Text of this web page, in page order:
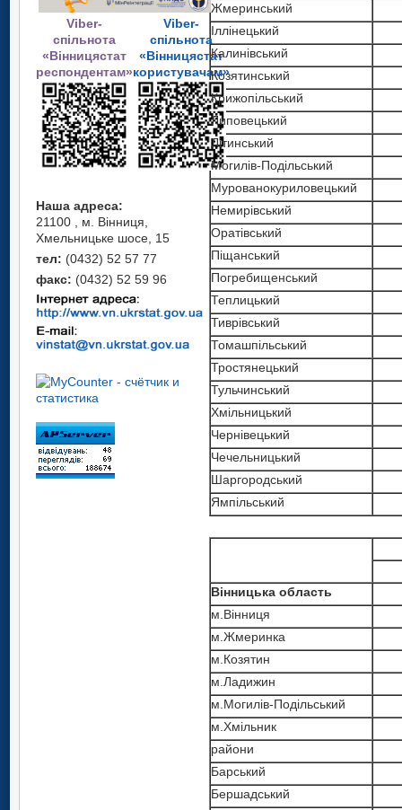
Viber-
спільнота
«Вінницястат
респондентам»
Viber-
спільнота
«Вінницястат
користувачам»
Наша адреса:
21100 , м. Вінниця,
Хмельницьке шосе, 15
тел: (0432) 52 57 77
факс: (0432) 52 59 96
Жмеринський
Іллінецький
Калинівський
Козятинський
Крижопільський
Липовецький
Літинський
Могилів-Подільський
Мурованокуриловецький
Немирівський
Оратівський
Піщанський
Погребищенський
Теплицький
Тиврівський
Томашпільський
Тростянецький
Тульчинський
Хмільницький
Чернівецький
Чечельницький
Шаргородський
Ямпільський
Вінницька область
м.Вінниця
м.Жмеринка
м.Козятин
м.Ладижин
м.Могилів-Подільський
м.Хмільник
райони
Барський
Бершадський